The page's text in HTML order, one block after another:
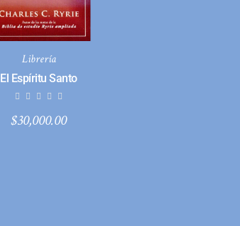
Librería
El Espíritu Santo
$30,000.00